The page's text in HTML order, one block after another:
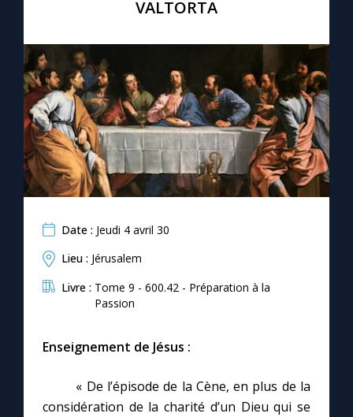
Marie de Nazareth
VALTORTA
Date : Jeudi 4 avril 30
Lieu : Jérusalem
Livre : Tome 9 - 600.42 - Préparation à la
Passion
Enseignement de Jésus :
« De l’épisode de la Cène, en plus de la
considération de la charité d’un Dieu qui se